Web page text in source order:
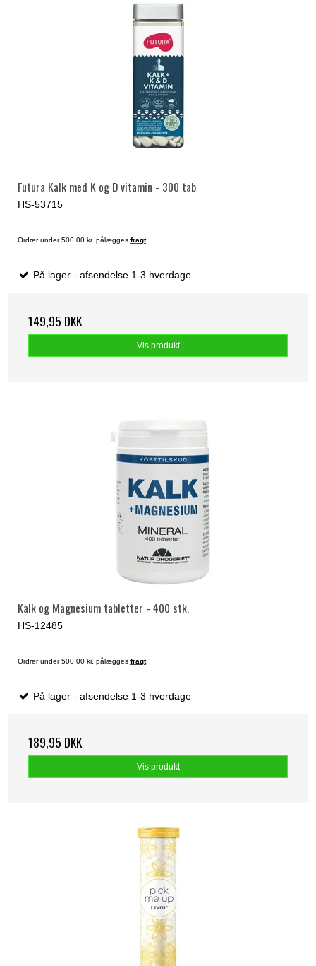
Futura Kalk med K og D vitamin - 300 tab
HS-53715
Ordrer under 500,00 kr. pålægges fragt
På lager - afsendelse 1-3 hverdage
149,95 DKK
Vis produkt
Kalk og Magnesium tabletter - 400 stk.
HS-12485
Ordrer under 500,00 kr. pålægges fragt
På lager - afsendelse 1-3 hverdage
189,95 DKK
Vis produkt